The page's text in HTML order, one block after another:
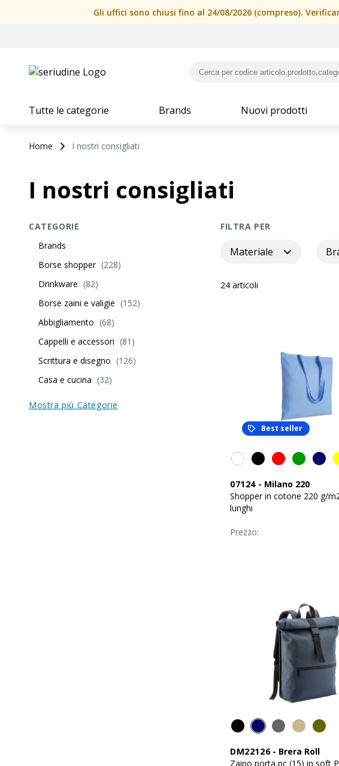
Gli uffici sono chiusi fino al 24/08/2026 (compreso).
Tutte le categorie Brands Nuovi prodotti
Home I nostri consigliati
I nostri consigliati
CATEGORIE
Brands
Borse shopper (228)
Drinkware (82)
Borse zaini e valigie (152)
Abbigliamento (68)
Cappelli e accessori (81 )
Scrittura e disegno (126)
Casa e cucina (32)
Mostra più Categorie
FILTRA PER
Materiale
24 articoli
Best seller
07124 - Milano 220
Shopper in cotone 220 g/
lunghi
Prezzo:
DM22126- Brera Roll
Zaino porta pc (15) in soft